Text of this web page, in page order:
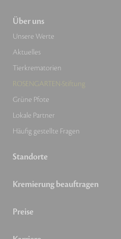
Über uns
Unsere Werte
Aktuelles
Tierkrematorien
ROSENGARTEN-Stiftung
Grüne Pfote
Lokale Partner
Häufig gestellte Fragen
Standorte
Kremierung beauftragen
Preise